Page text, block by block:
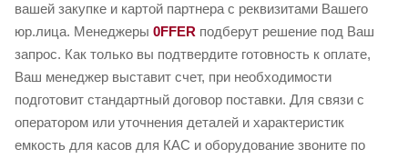
вашей закупке и картой партнера с реквизитами Вашего
юр.лица. Менеджеры 0FFER подберут решение под Ваш
запрос. Как только вы подтвердите готовность к оплате,
Ваш менеджер выставит счет, при необходимости
подготовит стандартный договор поставки. Для связи с
оператором или уточнения деталей и характеристик
емкость для касов для КАС и оборудование звоните по